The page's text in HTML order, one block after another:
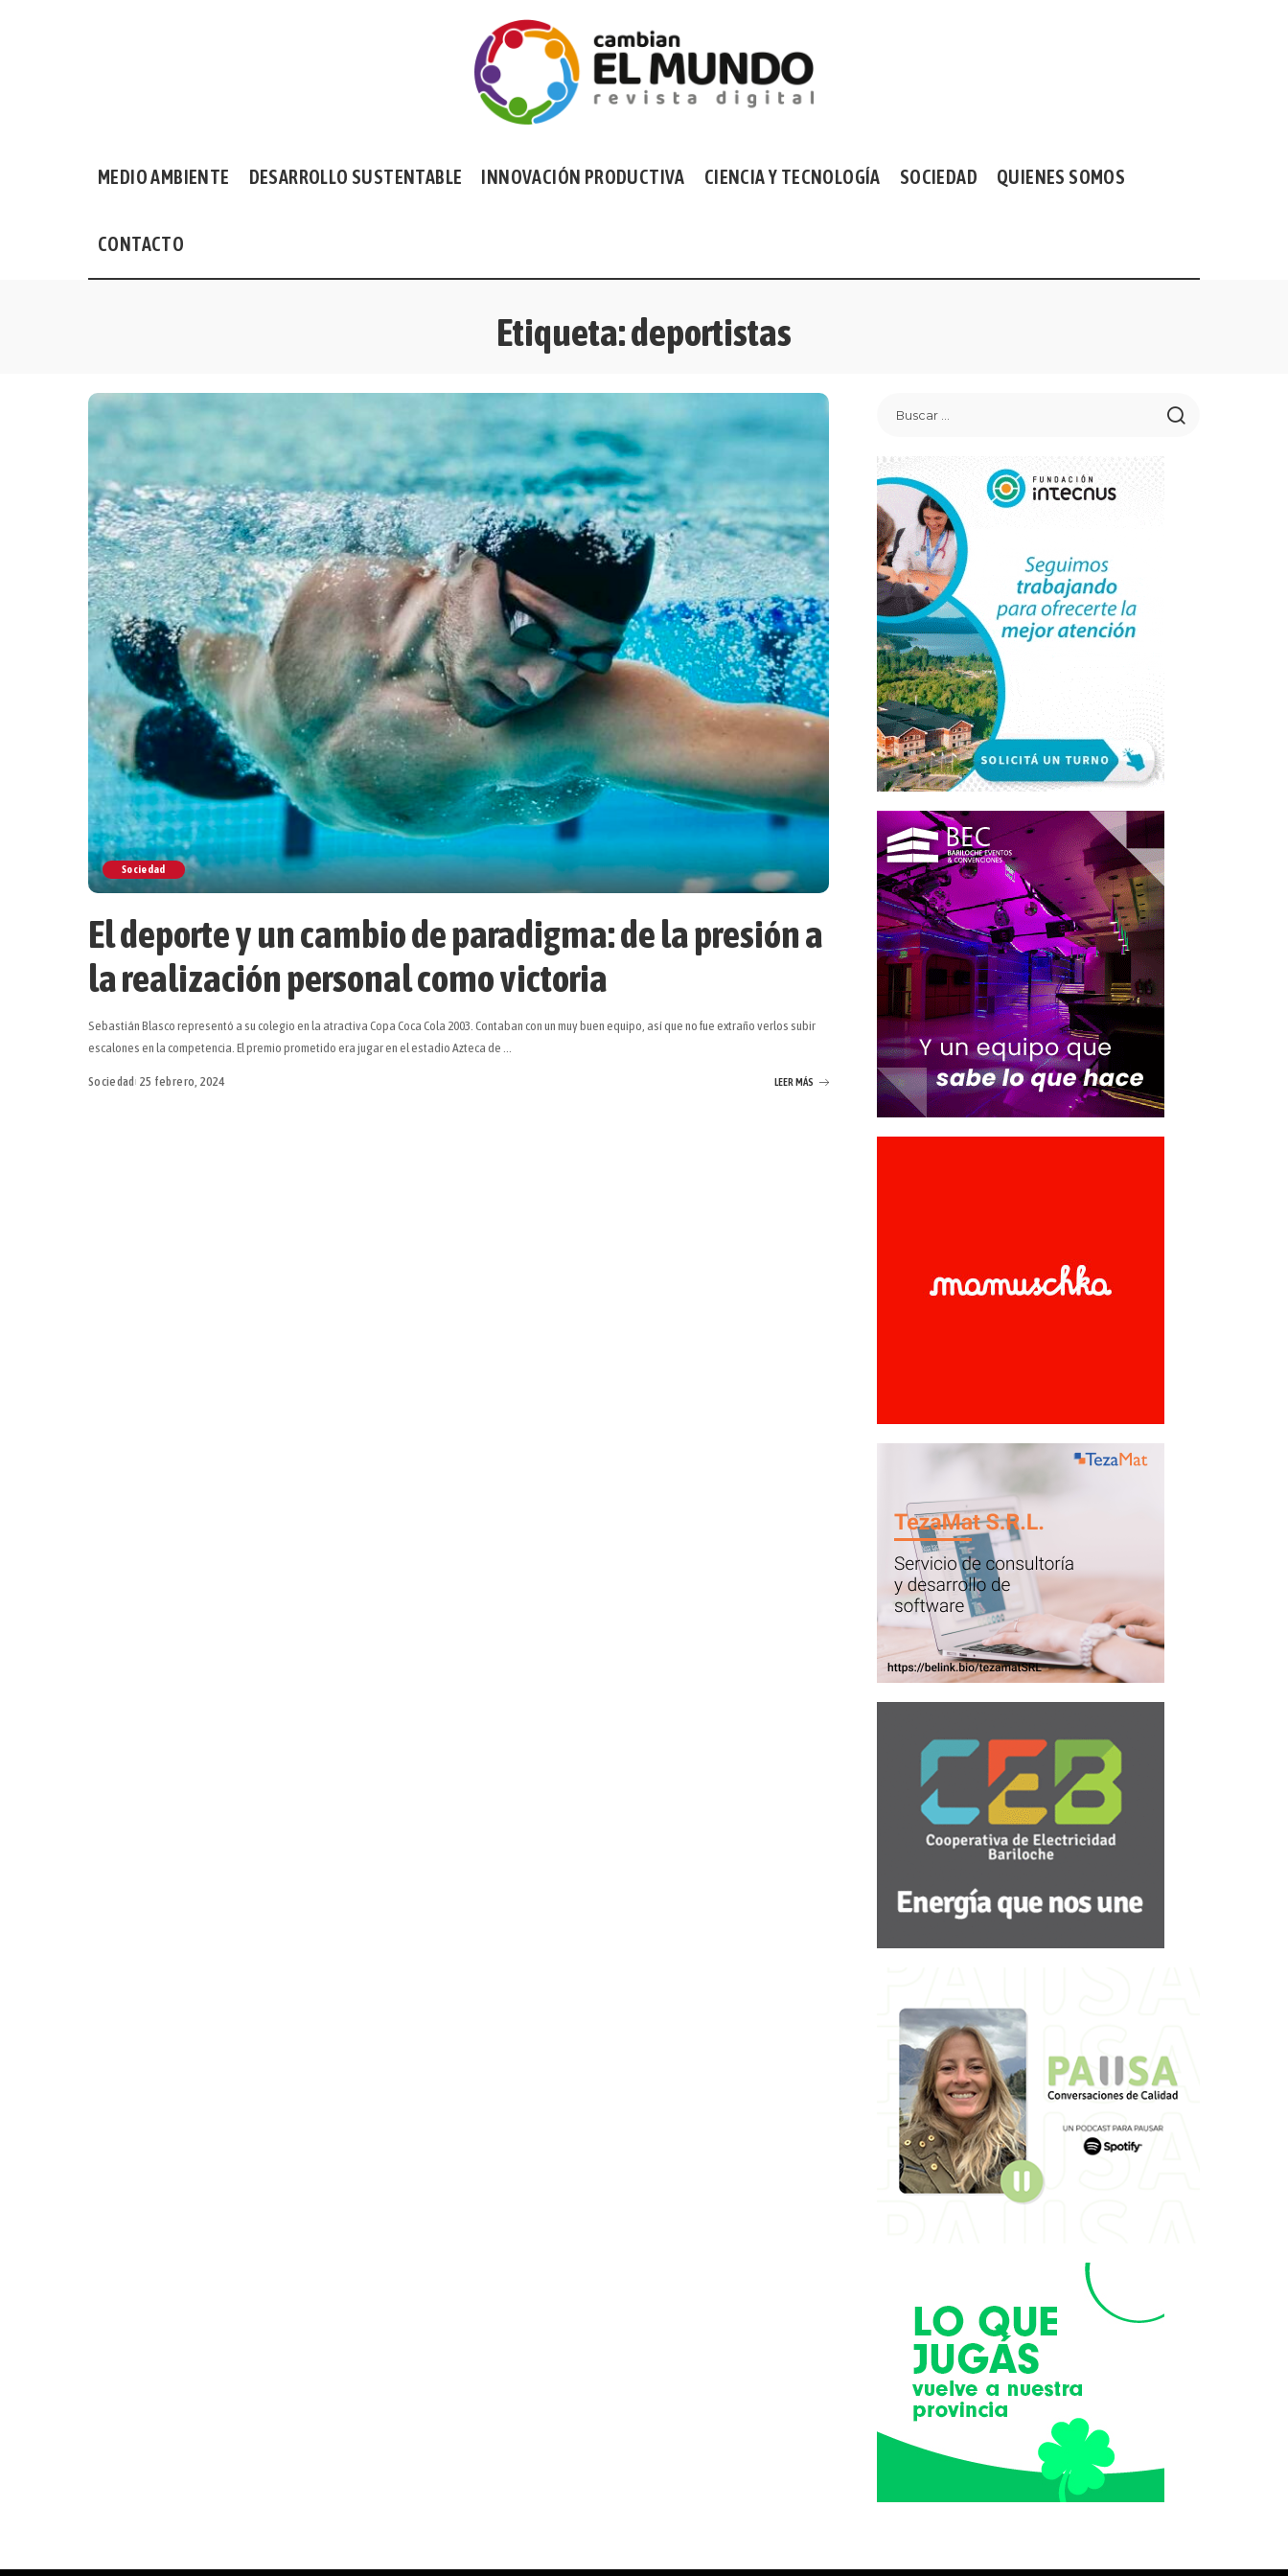
MEDIO AMBIENTE DESARROLLO SUSTENTABLE INNOVACIÓN PRODUCTIVA CIENCIA Y TECNOLOGÍA SOCIEDAD QUIENES SOMOS
CONTACTO
Etiqueta:deportistas
Sociedad
El deporte y un cambio de paradigma: de la presión a
la realización personal como victoria
Sebastián Blasco representó a su colegio en la atractiva Copa Coca Cola 2003. Contaban con un muy buen equipo, así que no fue extraño verlos subir
escalones en la competencia. El premio prometido era jugar en el estadio Azteca de ...
Sociedad 25 febrero, 2024 LEER MÁS